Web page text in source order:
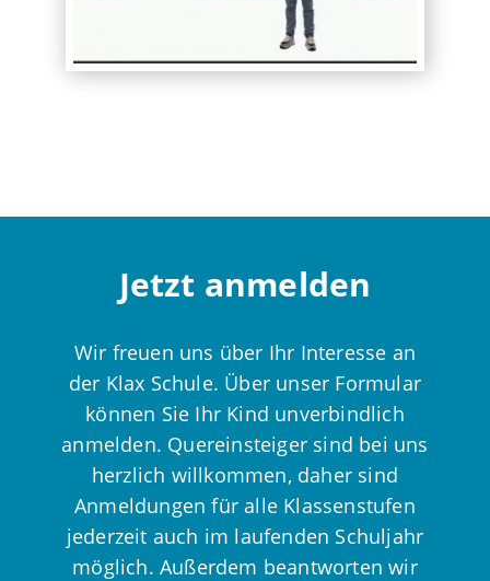
Jetzt anmelden
Wir freuen uns über Ihr Interesse an
der Klax Schule. Über unser Formular
können Sie Ihr Kind unverbindlich
anmelden. Quereinsteiger sind bei uns
herzlich willkommen, daher sind
Anmeldungen für alle Klassenstufen
jederzeit auch im laufenden Schuljahr
möglich. Außerdem beantworten wir